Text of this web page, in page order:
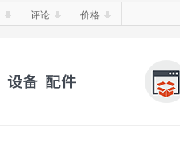
评论 价格